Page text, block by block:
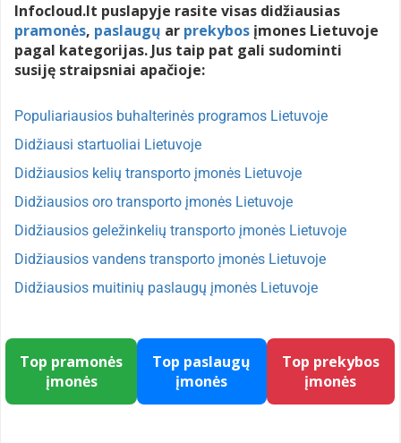
Infocloud.lt puslapyje rasite visas didžiausias
pramonės, paslaugų ar prekybos įmones Lietuvoje
pagal kategorijas. Jus taip pat gali sudominti
susiję straipsniai apačioje:
Populiariausios buhalterinės programos Lietuvoje
Didžiausi startuoliai Lietuvoje
Didžiausios kelių transporto įmonės Lietuvoje
Didžiausios oro transporto įmonės Lietuvoje
Didžiausios geležinkelių transporto įmonės Lietuvoje
Didžiausios vandens transporto įmonės Lietuvoje
Didžiausios muitinių paslaugų įmonės Lietuvoje
Top pramonės
įmonės
Top paslaugų
įmonės
Top prekybos
įmonės